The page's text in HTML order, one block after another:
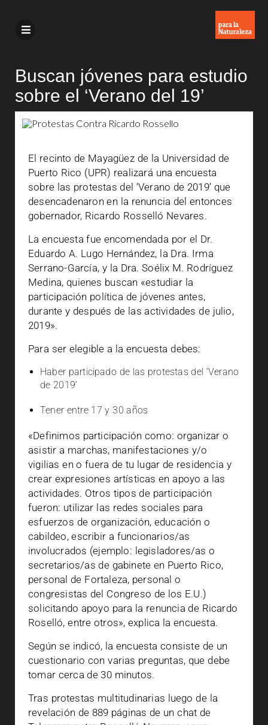
Buscan jóvenes para estudio
sobre el ‘Verano del 19’
El recinto de Mayagüez de la Universidad de
Puerto Rico (UPR) realizará una encuesta
sobre las protestas del ‘Verano de 2019’ que
desencadenaron en la renuncia del entonces
gobernador, Ricardo Rosselló Nevares.
La encuesta fue encomendada por el Dr.
Eduardo A. Lugo Hernández, la Dra. Irma
Serrano-García, y la Dra. Soélix M. Rodríguez
Medina, quienes buscan «estudiar la
participación política de jóvenes antes,
durante y después de las actividades de julio,
2019».
Para ser elegible a la encuesta debes:
Haber participado de las protestas del ‘Verano
de 2019’
Tener entre 17 y 30 años
«Definimos participación como: organizar o
asistir a marchas, manifestaciones y/o
vigilias en o fuera de tu lugar de residencia y
crear expresiones artísticas en apoyo a las
actividades. Otros tipos de participación
fueron: utilizar las redes sociales para
esfuerzos de organización, educación o
cabildeo, escribir a funcionarios/as
involucrados (ejemplo: legisladores/as o
secretarios/as de gabinete en Puerto Rico,
personal de Fortaleza, personal o
congresistas del Congreso de los E.U.)
solicitando apoyo para la renuncia de Ricardo
Roselló, entre otros», explica la encuesta.
Según se indicó, la encuesta consiste de un
cuestionario con varias preguntas, que debe
tomar cerca de 30 minutos.
Tras protestas multitudinarias luego de la
revelación de 889 páginas de un chat de